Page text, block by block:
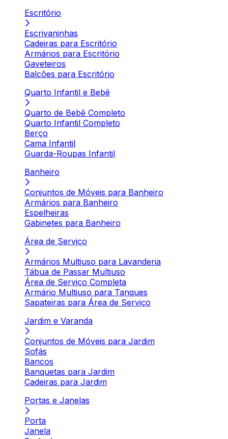
Escritório
Escrivaninhas
Cadeiras para Escritório
Armários para Escritório
Gaveteiros
Balcões para Escritório
Quarto Infantil e Bebê
Quarto de Bebê Completo
Quarto Infantil Completo
Berço
Cama Infantil
Guarda-Roupas Infantil
Banheiro
Conjuntos de Móveis para Banheiro
Armários para Banheiro
Espelheiras
Gabinetes para Banheiro
Área de Serviço
Armários Multiuso para Lavanderia
Tábua de Passar Multiuso
Área de Serviço Completa
Armário Multiuso para Tanques
Sapateiras para Área de Serviço
Jardim e Varanda
Conjuntos de Móveis para Jardim
Sofás
Bancos
Banquetas para Jardim
Cadeiras para Jardim
Portas e Janelas
Porta
Janela